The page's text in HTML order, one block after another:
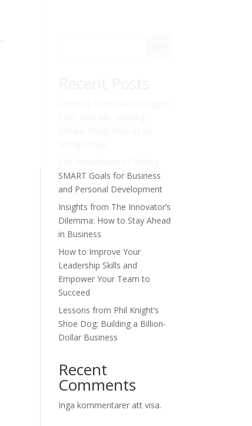
SMART Goals for Business
and Personal Development
Insights from The Innovator’s
Dilemma: How to Stay Ahead
in Business
How to Improve Your
Leadership Skills and
Empower Your Team to
Succeed
Lessons from Phil Knight’s
Shoe Dog: Building a Billion-
Dollar Business
Recent
Comments
Inga kommentarer att visa.